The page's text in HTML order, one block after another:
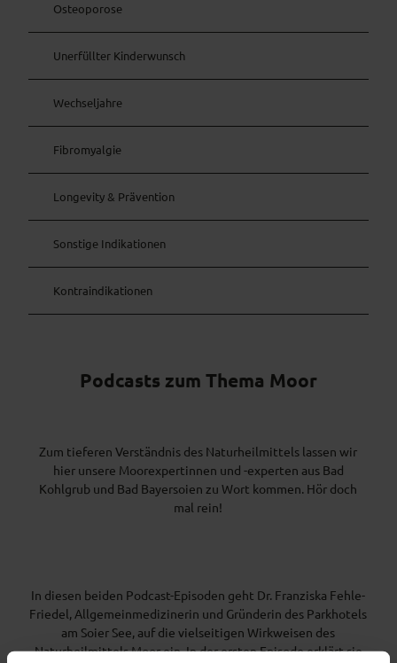
Osteoporose
Unerfüllter Kinderwunsch
Wechseljahre
Fibromyalgie
Longevity & Prävention
Sonstige Indikationen
Kontraindikationen
Podcasts zum Thema Moor
Zum tieferen Verständnis des Naturheilmittels lassen wir
hier unsere Moorexpertinnen und -experten aus Bad
Kohlgrub und Bad Bayersoien zu Wort kommen. Hör doch
mal rein!
In diesen beiden Podcast-Episoden geht Dr. Franziska Fehle-
Friedel, Allgemeinmedizinerin und Gründerin des Parkhotels
am Soier See, auf die vielseitigen Wirkweisen des
Naturheilmittels Moor ein. In der ersten Episode erklärt sie